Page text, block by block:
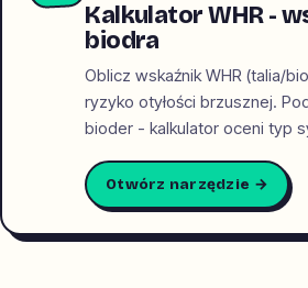
Kalkulator WHR -
biodra
Oblicz wskaźnik WHR (talia/
ryzyko otyłości brzusznej.
bioder - kalkulator oceni typ
Otwórz narzędzie →